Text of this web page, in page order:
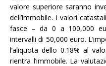
valore superiore saranno
dell’immobile. I valori
fasce – da 0 a 100,000
intervalli di 50,000 euro.
l’aliquota dello 0.18% al
rientra l’immobile. La